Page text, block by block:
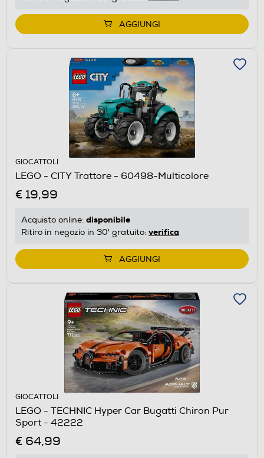
AGGIUNGI
GIOCATTOLI
LEGO - CITY Trattore - 60498-Multicolore
€ 19,99
Acquisto online: disponibile
Ritiro in negozio in 30' gratuito: verifica
AGGIUNGI
GIOCATTOLI
LEGO - TECHNIC Hyper Car Bugatti Chiron Pur
Sport - 42222
€ 64,99